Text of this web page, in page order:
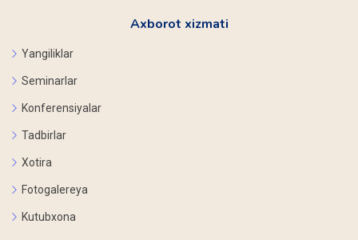
Axborot xizmati
Yangiliklar
Seminarlar
Konferensiyalar
Tadbirlar
Xotira
Fotogalereya
Kutubxona